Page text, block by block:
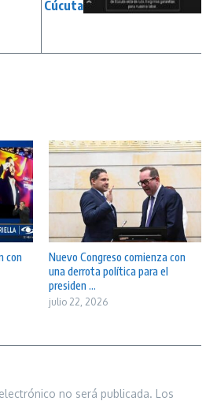
Cúcuta
con
Nuevo Congreso comienza con
una derrota política para el
presiden ...
julio 22, 2026
no será publicada. Los